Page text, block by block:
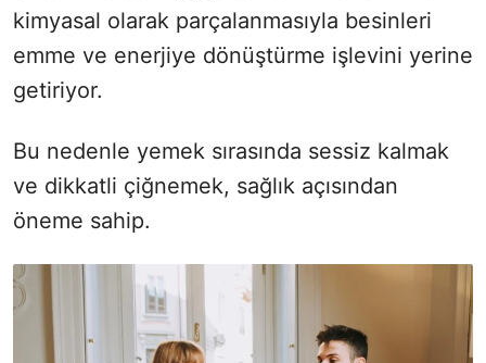
kimyasal olarak parçalanmasıyla besinleri
emme ve enerjiye dönüştürme işlevini yerine
getiriyor.
Bu nedenle yemek sırasında sessiz kalmak
ve dikkatli çiğnemek, sağlık açısından
öneme sahip.